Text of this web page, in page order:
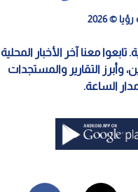
© 2026
تابعوا معنا آخر الأخبار المحلية
وأبرز التقارير والمستجدات
الساعة.